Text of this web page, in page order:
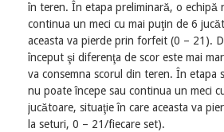
în teren. În etapa preliminară, o echipă
continua un meci cu mai puţin de 6
aceasta va pierde prin forfeit (0 – 21).
început şi diferenţa de scor este mai
va consemna scorul din teren. În etapa
nu poate începe sau continua un meci
jucătoare, situaţie în care aceasta va
la seturi, 0 – 21/fiecare set).